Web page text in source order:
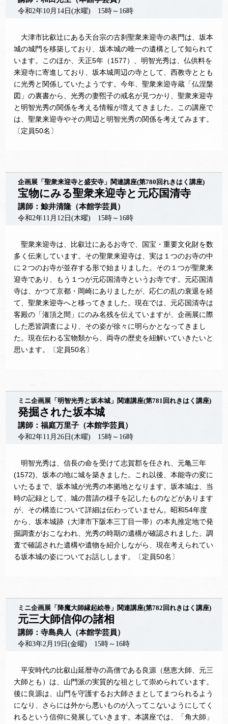
令和2年10月14日(水曜) 15時～16時
大津市比叡辻にある天台宗の古刹聖衆来迎寺の表門は、坂本
城の城門を移築しており、坂本城の唯一の遺構として知られて
います。このほか、天正5年（1577）、明智光秀は、仏供料を
来迎寺に寄進しており、坂本城周辺の寺として、西教寺ととも
に光秀と関係していたようです。今年、聖衆来迎寺蔵「仏涅槃
図」の裏書から、光秀の妻煕子の戒名が見つかり、聖衆来迎寺
と明智光秀の関係を考える情報が増えてきました。この講座で
は、聖衆来迎寺やその周辺と明智光秀の関係を考えてみます。
〔定員50名〕
企画展「聖衆来迎寺と盛安寺」関連講座(第780回れきはく講座)
宝物にみる聖衆来迎寺と元応国清寺
講師：鯨井清隆（本館学芸員）
令和2年11月12日(木曜) 15時～16時
聖衆来迎寺は、比叡辻にあるお寺で、国宝・重要文化財を数
多く伝来しています。その聖衆来迎寺は、実は１つのお寺の中
に２つのお寺が並存する形で始まりました。その１つが聖衆来
迎寺であり、もう１つが元応国清寺というお寺です。元応国清
寺は、かつて京都・岡崎にありましたが、応仁の乱の衰退を経
て、聖衆来迎寺へと移ってきました。現在では、元応国清寺は
客殿の「潅頂之間」にのみ名残を伝えていますが、企画展に際
した悉皆調査により、その姿が徐々に明らかとなってきまし
た。現在伝わる宝物類から、両寺の歴史を紐解いていきたいと
思います。〔定員50名〕
ミニ企画展「明智光秀と坂本城」関連講座(第781回れきはく講座)
発掘された坂本城
講師：福庭万里子（本館学芸員）
令和2年11月26日(木曜) 15時～16時
明智光秀は、信長の命を受けて志賀郡を任され、元亀三年
(1572)、坂本の地に城を築きました。これ以後、本能寺の変に
いたるまで、坂本城が光秀の本拠地となります。坂本城は、当
時の記録として、城の普請の様子を記したものなどがあります
が、その構造について詳細は伝わっていません。昭和54年度
から、坂本城跡（大津市下阪本三丁目一帯）の本丸推定地で発
掘調査がおこなわれ、光秀の時期の遺構が確認されました。調
査で確認された遺構や遺物を紹介しながら、現在考えられてい
る坂本城の姿についてお話しします。〔定員50名〕
ミニ企画展「降魔大師縁起絵巻」関連講座(第782回れきはく講座)
元三大師信仰の諸相
講師：寺島典人（本館学芸員）
令和3年2月19日(金曜) 15時～16時
平安時代の比叡山延暦寺の高僧である良源（慈恵大師、元三
大師とも）は、山門派の実質的な祖として崇められています。
後に良源は、山門を守護するお大師さまとしてまつられるよう
になり、さらには外から悪いものが入ってこないようにしてく
れるという信仰に発展していきます。本講座では、「角大師」